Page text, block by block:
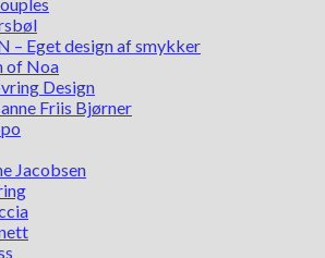
– Eget design af smykker
of Noa
Design
Friis Bjørner
Jacobsen